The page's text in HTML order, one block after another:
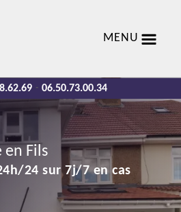
MENU
- 06.50.73.00.34
en Fils
24 sur 7j/7 en cas